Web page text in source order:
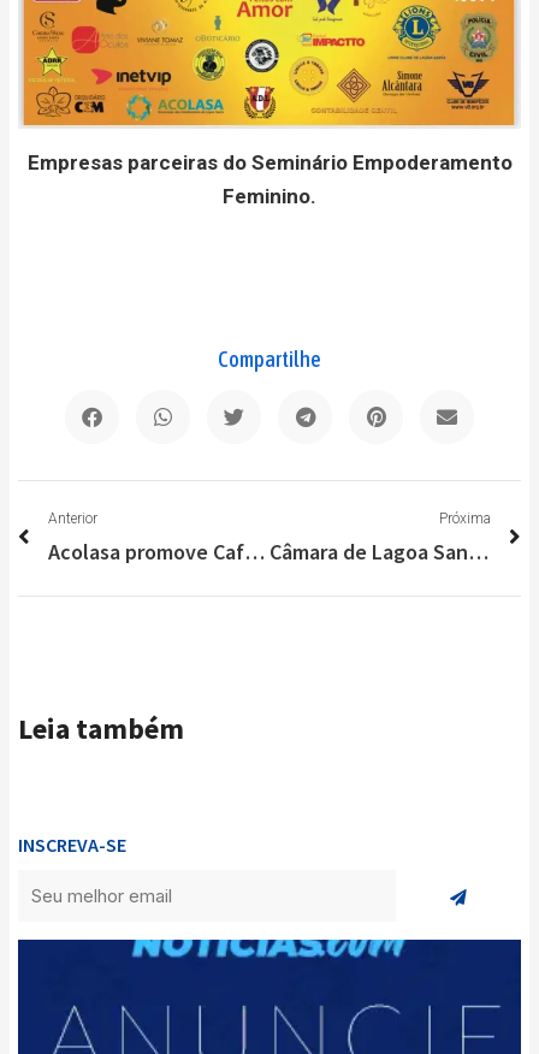
Empresas parceiras do Seminário Empoderamento
Feminino.
Compartilhe
Anterior
Acolasa promove Café da Manhã para celebrar Dia Internacional da Mulher
Próxima
Câmara de Lagoa Santa entrega comenda “Cecília Dolabela” no Dia Internacional da Mulher
Leia também
INSCREVA-SE